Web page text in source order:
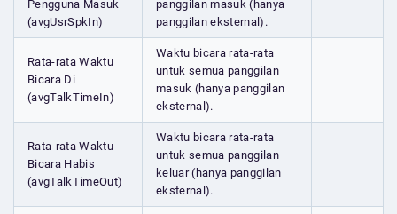
Pengguna Masuk
(avgUsrSpkIn)
panggilan masuk (hanya
panggilan eksternal).
Rata-rata Waktu
Bicara Di
(avgTalkTimeIn)
Waktu bicara rata-rata
untuk semua panggilan
masuk (hanya panggilan
eksternal).
Rata-rata Waktu
Bicara Habis
(avgTalkTimeOut)
Waktu bicara rata-rata
untuk semua panggilan
keluar (hanya panggilan
eksternal).